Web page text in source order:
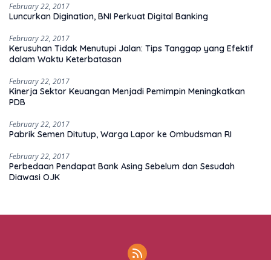
February 22, 2017
Luncurkan Digination, BNI Perkuat Digital Banking
February 22, 2017
Kerusuhan Tidak Menutupi Jalan: Tips Tanggap yang Efektif
dalam Waktu Keterbatasan
February 22, 2017
Kinerja Sektor Keuangan Menjadi Pemimpin Meningkatkan
PDB
February 22, 2017
Pabrik Semen Ditutup, Warga Lapor ke Ombudsman RI
February 22, 2017
Perbedaan Pendapat Bank Asing Sebelum dan Sesudah
Diawasi OJK